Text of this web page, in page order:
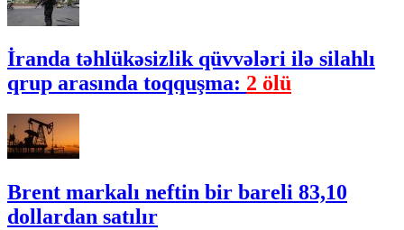
İranda təhlükəsizlik qüvvələri ilə silahlı
qrup arasında toqquşma: 2 ölü
Brent markalı neftin bir bareli 83,10
dollardan satılır